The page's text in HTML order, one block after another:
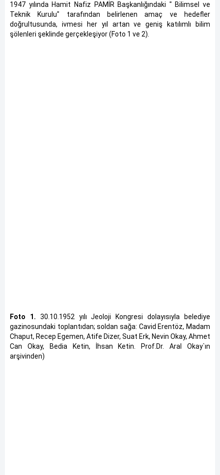
1947 yılında Hamit Nafiz PAMİR Başkanlığındaki " Bilimsel ve
Teknik Kurulu" tarafından belirlenen amaç ve hedefler
doğrultusunda, ivmesi her yıl artan ve geniş katılımlı bilim
şölenleri şeklinde gerçekleşiyor (Foto 1 ve 2).
Foto 1. 30.10.1952 yılı Jeoloji Kongresi dolayısıyla belediye
gazinosundaki toplantıdan; soldan sağa: Cavid Erentöz, Madam
Chaput, Recep Egemen, Atife Dizer, Suat Erk, Nevin Okay, Ahmet
Can Okay, Bedia Ketin, İhsan Ketin. Prof.Dr. Aral Okay`ın
arşivinden)